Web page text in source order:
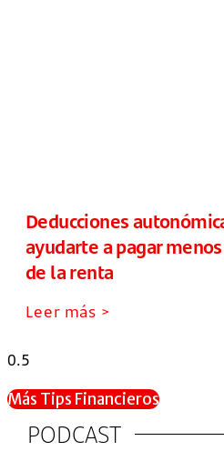
Deducciones
ayudarte a pagar
de la renta
Leer más >
Más Tips Financieros
PODCAST